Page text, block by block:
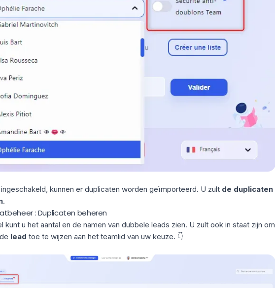
kunnen er duplicaten worden geïmporteerd. U zultde duplicaten
.
: Duplicaten beheren
kunt u het aantal en de namen van dubbele leads zien. U zult ook in staat zijn om
lead toe te wijzen aan het teamlid van uw keuze. 👇